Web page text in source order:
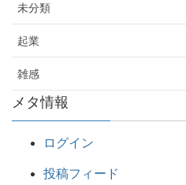
未分類
起業
雑感
メタ情報
ログイン
投稿フィード